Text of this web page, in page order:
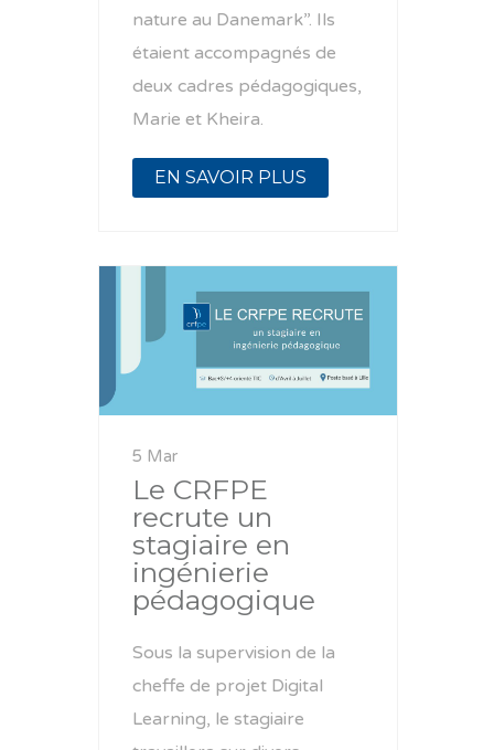
nature au Danemark”. Ils
étaient accompagnés de
deux cadres pédagogiques,
Marie et Kheira.
EN SAVOIR PLUS
5 Mar
Le CRFPE
recrute un
stagiaire en
ingénierie
pédagogique
Sous la supervision de la
cheffe de projet Digital
Learning, le stagiaire